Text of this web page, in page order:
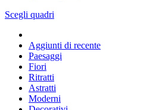
Scegli quadri
Aggiunti di recente
Paesaggi
Fiori
Ritratti
Astratti
Moderni